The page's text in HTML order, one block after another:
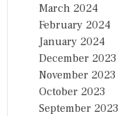
March 2024
February 2024
January 2024
December 2023
November 2023
October 2023
September 2023